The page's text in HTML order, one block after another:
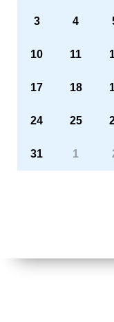
3 4
10 11
17 18
24 25
31 1